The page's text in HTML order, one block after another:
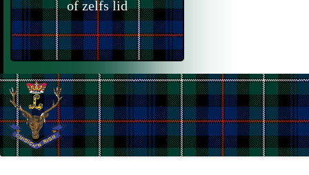
of zelfs lid